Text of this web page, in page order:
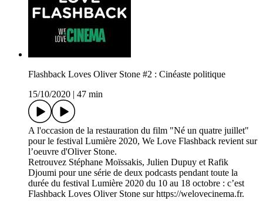
Flashback Loves Oliver Stone #2 : Cinéaste politique
15/10/2020
47 min
A l'occasion de la restauration du film "Né un quatre juillet"
pour le festival Lumière 2020, We Love Flashback revient sur
l’oeuvre d'Oliver Stone.
Retrouvez Stéphane Moïssakis, Julien Dupuy et Rafik
Djoumi pour une série de deux podcasts pendant toute la
durée du festival Lumière 2020 du 10 au 18 octobre : c’est
Flashback Loves Oliver Stone sur https://welovecinema.fr.